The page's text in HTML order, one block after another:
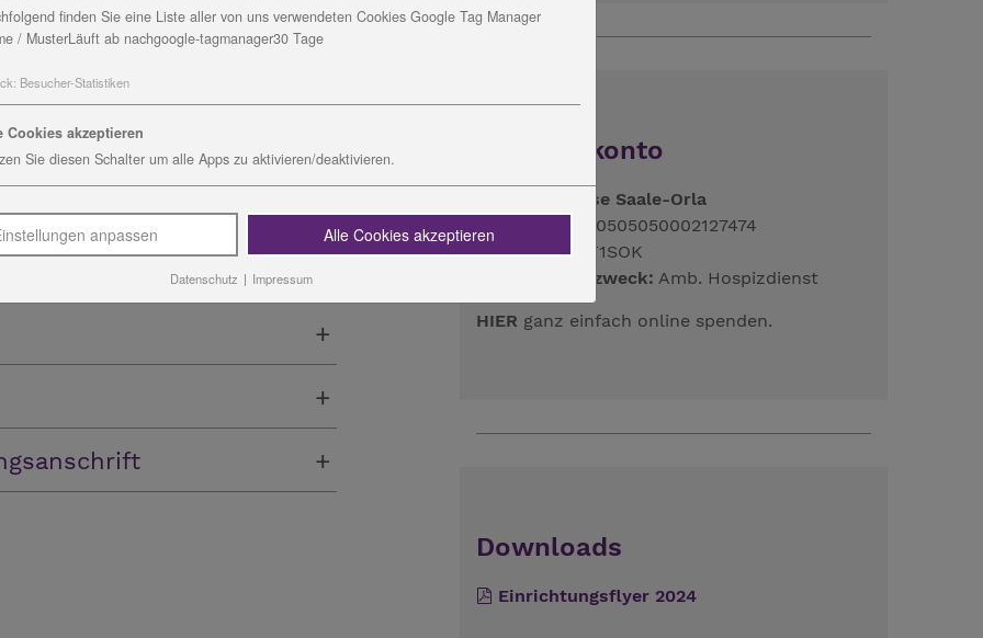
Saalfeld/Rudolstadt wieder.
Lieder, Gebete, Gedichte und
Handlungsanweisungen für den
kann für 4,50 Euro gekauft
036651 - 3989-1001,
Spendenkonto
Kreissparkasse Saale-Orla
DE92830505050002127474
BIC:HELADEF1SOK
Verwendungszweck: Amb. Hospizdienst
HIER ganz einfach online spenden.
Downloads
Einrichtungsflyer 2024
finden Sie eine Liste aller von uns verwendeten Cookies Google Tag Manager
/ MusterLäuft ab nachgoogle-tagmanager30 Tage
: Besucher-Statistiken
Cookies akzeptieren
Sie diesen Schalter um alle Apps zu aktivieren/deaktivieren.
anpassen Alle Cookies akzeptieren
Datenschutz | Impressum